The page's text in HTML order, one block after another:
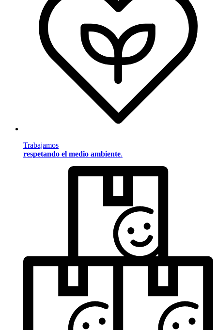
Trabajamos
respetando el medio ambiente.